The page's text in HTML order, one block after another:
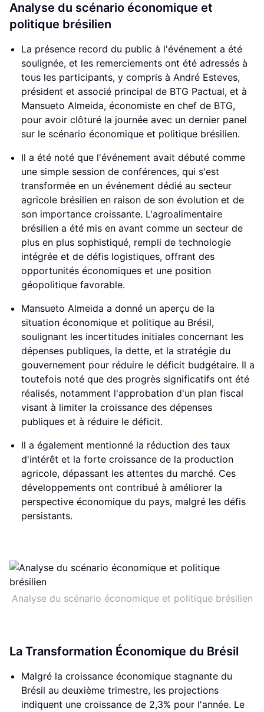
Analyse du scénario économique et
politique brésilien
La présence record du public à l'événement a été
soulignée, et les remerciements ont été adressés à
tous les participants, y compris à André Esteves,
président et associé principal de BTG Pactual, et à
Mansueto Almeida, économiste en chef de BTG,
pour avoir clôturé la journée avec un dernier panel
sur le scénario économique et politique brésilien.
Il a été noté que l'événement avait débuté comme
une simple session de conférences, qui s'est
transformée en un événement dédié au secteur
agricole brésilien en raison de son évolution et de
son importance croissante. L'agroalimentaire
brésilien a été mis en avant comme un secteur de
plus en plus sophistiqué, rempli de technologie
intégrée et de défis logistiques, offrant des
opportunités économiques et une position
géopolitique favorable.
Mansueto Almeida a donné un aperçu de la
situation économique et politique au Brésil,
soulignant les incertitudes initiales concernant les
dépenses publiques, la dette, et la stratégie du
gouvernement pour réduire le déficit budgétaire. Il a
toutefois noté que des progrès significatifs ont été
réalisés, notamment l'approbation d'un plan fiscal
visant à limiter la croissance des dépenses
publiques et à réduire le déficit.
Il a également mentionné la réduction des taux
d'intérêt et la forte croissance de la production
agricole, dépassant les attentes du marché. Ces
développements ont contribué à améliorer la
perspective économique du pays, malgré les défis
persistants.
Analyse du scénario économique et politique brésilien
La Transformation Économique du Brésil
Malgré la croissance économique stagnante du
Brésil au deuxième trimestre, les projections
indiquent une croissance de 2,3% pour l'année. Le